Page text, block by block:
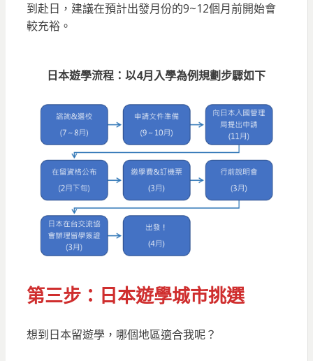
到赴日，建議在預計出發月份的9~12個月前開始會
較充裕。
日本遊學流程：以4月入學為例規劃步驟如下
第三步：日本遊學城市挑選
想到日本留遊學，哪個地區適合我呢？